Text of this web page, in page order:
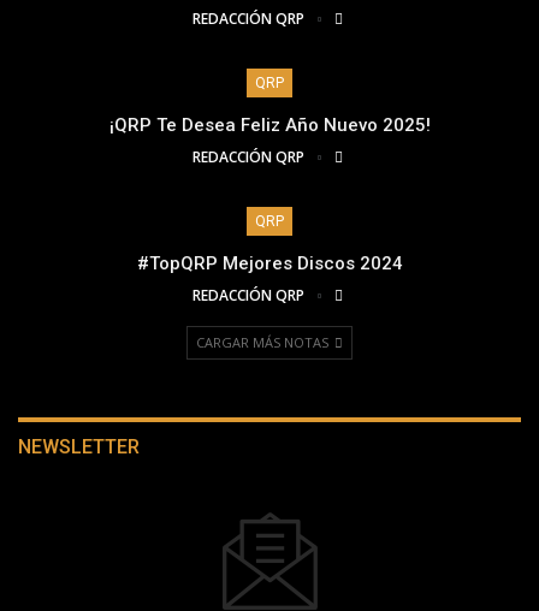
REDACCIÓN QRP
QRP
¡QRP Te Desea Feliz Año Nuevo 2025!
REDACCIÓN QRP
QRP
#TopQRP Mejores Discos 2024
REDACCIÓN QRP
CARGAR MÁS NOTAS
NEWSLETTER